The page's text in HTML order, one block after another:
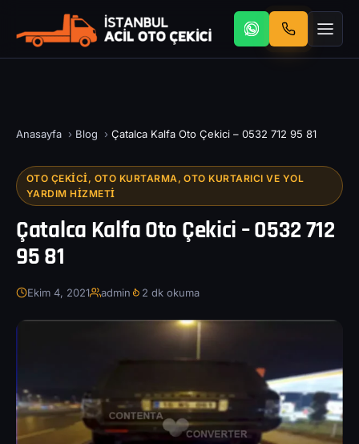
Anasayfa › Blog › Çatalca Kalfa Oto Çekici – 0532 712 95 81
OTO ÇEKICI, OTO KURTARMA, OTO KURTARICI VE YOL
YARDIM HIZMETI
Çatalca Kalfa Oto Çekici – 0532 712
95 81
Ekim 4, 2021 admin 2 dk okuma